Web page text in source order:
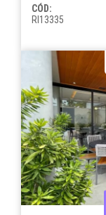
CÓD:
RI13335